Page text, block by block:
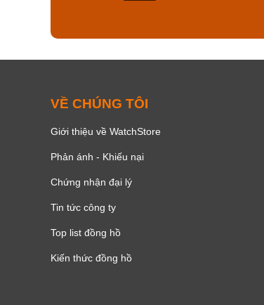
VỀ CHÚNG TÔI
Giới thiệu về WatchStore
Phản ánh - Khiếu nại
Chứng nhận đại lý
Tin tức công ty
Top list đồng hồ
Kiến thức đồng hồ